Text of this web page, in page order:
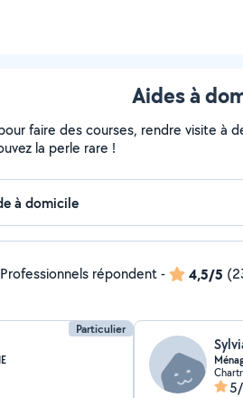
Aides à
faire des courses, rendre visite à
la perle rare !
répondent- 4,5/5
Particulier